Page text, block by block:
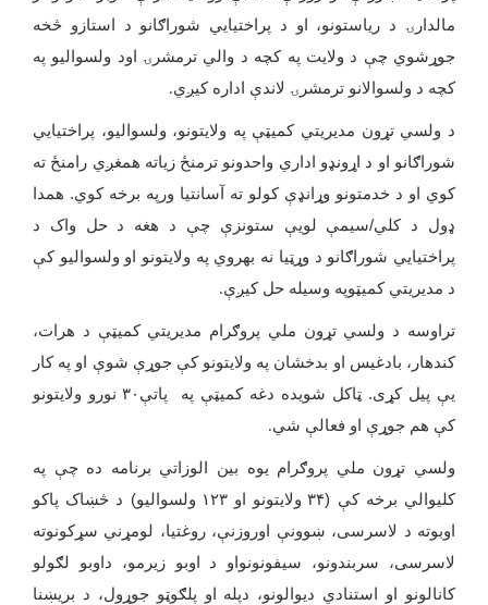
مالدارۍ د ریاستونو، او د پراختیايي شوراګانو د استازو څخه
جوړشوي چې د ولایت په کچه د والي ترمشرۍ اود ولسوالیو په
کچه د ولسوالانو ترمشرۍ لاندې اداره کیږي.
د ولسي تړون مدیریتي کمیټې په ولایتونو، ولسوالیو، پراختیايي
شوراګانو او د اړونډو اداري واحدونو ترمنځ زیاته همغږي رامنځ ته
کوي او د خدمتونو وړانډې کولو ته آسانتیا ورپه برخه کوي. همدا
ډول د کلي/سیمې لویې ستونزې چې د هغه د حل واک د
پراختیايي شوراګانو د وړټیا نه بهروي په ولایتونو او ولسوالیو کې
د مدیریتي کميټوپه وسیله حل کیږې.
تراوسه د ولسي تړون ملي پروګرام مدیریتي کمیټې د هرات،
کندهار، بادغیس او بدخشان په ولایتونو کې جوړې شوې او په کار
یې پیل کړی. ټاکل شویده دغه کمیټې په پاتې ۳۰
نورو ولایتونو
کې هم جوړې او فعالې شي .
ولسي تړون ملي پروګرام یوه بین الوزاتي برنامه ده چې په
کلیوالي برخه کې ( ۳۴ ولایتونو او ۱۲۳
ولسوالیو) د څښاک پاکو
اوبوته د لاسرسی، ښوونې اوروزنې، روغتیا، لومړني سړکونوته
لاسرسی، سربندونو، سیفونونواو د اوبو زیرمو، داوبو لګولو
کانالونو او استنادي دیوالونو، دپله او پلګوټو جوړول، د بریښنا